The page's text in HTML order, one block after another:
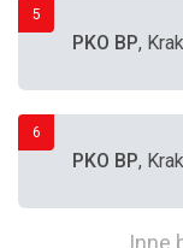
5
PKO BP,
6
PKO BP,
Inne